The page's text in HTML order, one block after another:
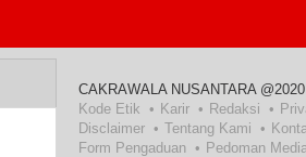
CAKRAWALA NUSANTARA @2020
Kode Etik
Karir Redaksi
Disclaimer
Tentang Kami
Form Pengaduan
Pedoman